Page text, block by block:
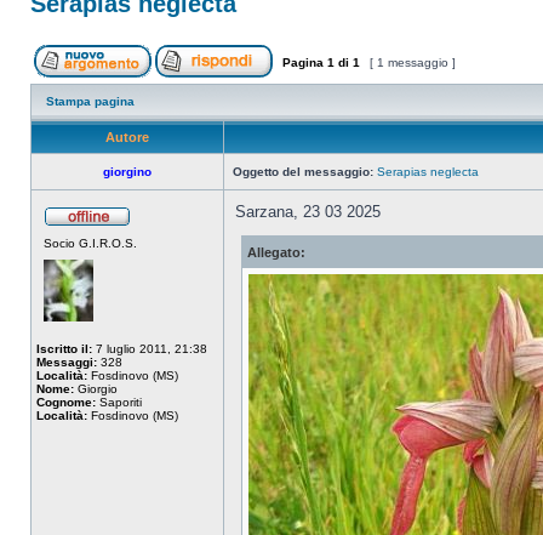
Pagina 1 di 1 [ 1 messaggio ]
Stampa pagina
Autore
giorgino Oggetto del messaggio: Serapias neglecta
Socio G.I.R.O.S.
Iscritto il: 7 luglio 2011, 21:38
Messaggi: 328
Località: Fosdinovo (MS)
Nome: Giorgio
Cognome: Saporiti
Località: Fosdinovo (MS)
Sarzana, 23 03 2025
Allegato: